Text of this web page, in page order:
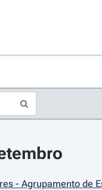
- Agrupamento de